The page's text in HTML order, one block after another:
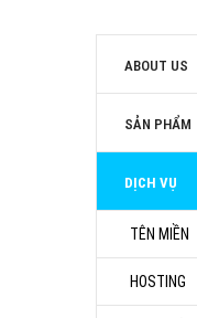
ABOUT US
SẢN PHẨM
DỊCH VỤ
TÊN MIỀN
HOSTING